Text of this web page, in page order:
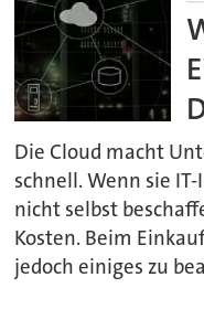
Die Cloud macht
schnell. Wenn sie
nicht selbst
Kosten. Beim
jedoch einiges zu